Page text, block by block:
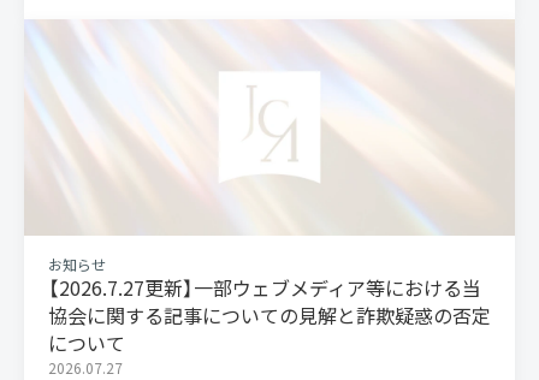
お知らせ
【2026.7.27更新】一部ウェブメディア等における当
協会に関する記事についての見解と詐欺疑惑の否定
について
2026.07.27